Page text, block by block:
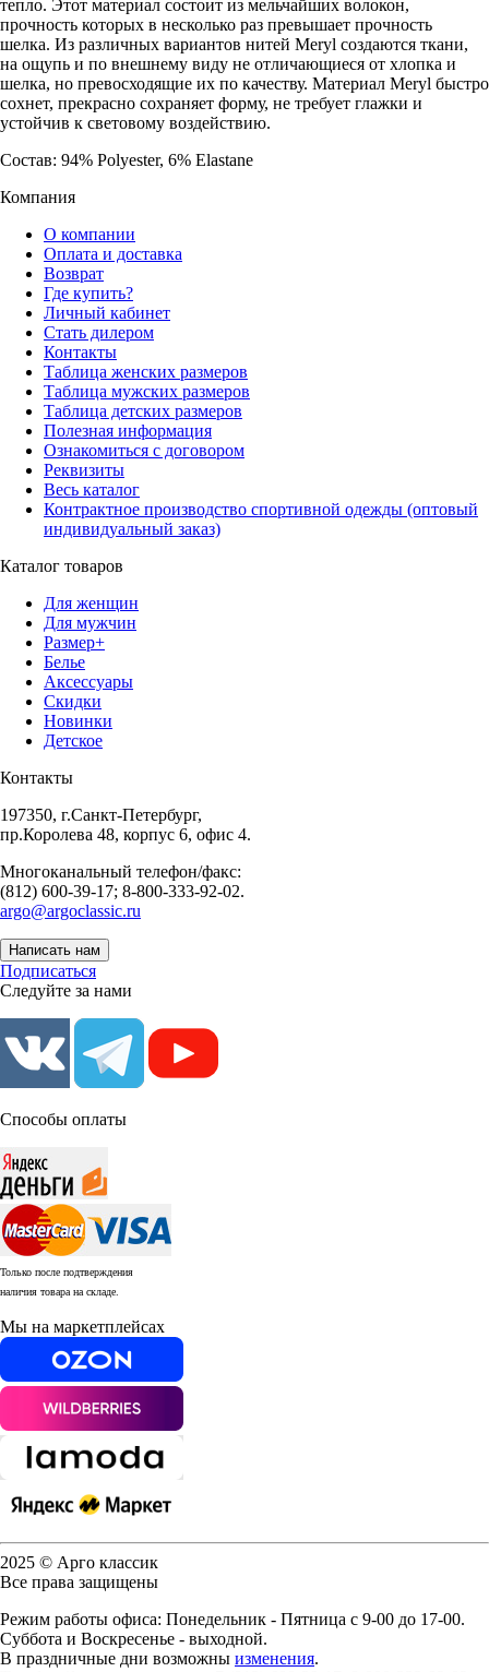
тепло. Этот материал состоит из мельчайших волокон,
прочность которых в несколько раз превышает прочность
шелка. Из различных вариантов нитей Meryl создаются ткани,
на ощупь и по внешнему виду не отличающиеся от хлопка и
шелка, но превосходящие их по качеству. Материал Meryl быстро
сохнет, прекрасно сохраняет форму, не требует глажки и
устойчив к световому воздействию.
Состав: 94% Polyester, 6% Elastane
Компания
О компании
Оплата и доставка
Возврат
Где купить?
Личный кабинет
Стать дилером
Контакты
Таблица женских размеров
Таблица мужских размеров
Таблица детских размеров
Полезная информация
Ознакомиться с договором
Реквизиты
Весь каталог
Контрактное производство спортивной одежды (оптовый
индивидуальный заказ)
Каталог товаров
Для женщин
Для мужчин
Размер+
Белье
Аксессуары
Скидки
Новинки
Детское
Контакты
197350, г.Санкт-Петербург,
пр.Королева 48, корпус 6, офис 4.
Многоканальный телефон/факс:
(812) 600-39-17; 8-800-333-92-02.
argo@argoclassic.ru
Написать нам
Подписаться
Следуйте за нами
Способы оплаты
Только после подтверждения
наличия товара на складе.
Мы на маркетплейсах
2025 © Арго классик
Все права защищены
Режим работы офиса: Понедельник - Пятница с 9-00 до 17-00.
Суббота и Воскресенье - выходной.
В праздничные дни возможны изменения.